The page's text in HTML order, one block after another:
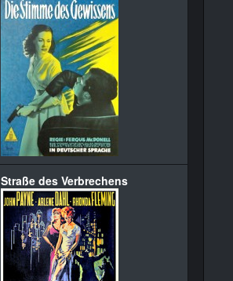
Straße des Verbrechens